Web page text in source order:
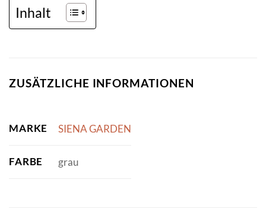
Inhalt
ZUSÄTZLICHE INFORMATIONEN
MARKE SIENA GARDEN
FARBE grau